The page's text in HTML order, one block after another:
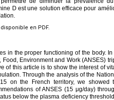
D est une solution efficace pour
en PDF.
in the proper functioning of the body.
Food, Environment and Work (ANSES)
of this article is to show the interest of
Through the analysis of the
on the French territory, we
of ANSES (15 μg/day)
below the plasma deficiency